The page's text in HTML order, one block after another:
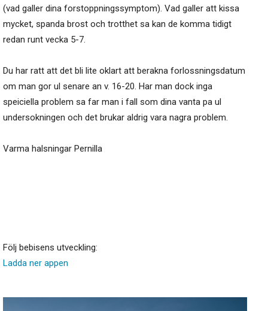
(vad galler dina forstoppningssymptom). Vad galler att kissa
mycket, spanda brost och trotthet sa kan de komma tidigt
redan runt vecka 5-7.
Du har ratt att det bli lite oklart att berakna forlossningsdatum
om man gor ul senare an v. 16-20. Har man dock inga
speiciella problem sa far man i fall som dina vanta pa ul
undersokningen och det brukar aldrig vara nagra problem.
Varma halsningar Pernilla
Följ bebisens utveckling:
Ladda ner appen